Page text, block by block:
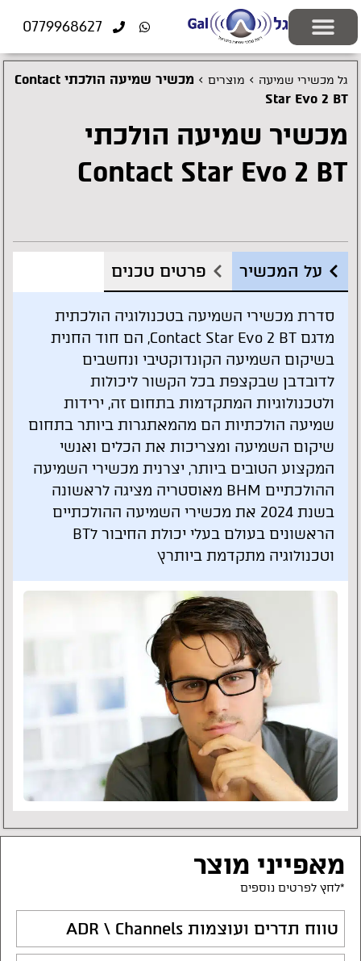
לתוכן
0779968627
גל מכשירי שמיעה > מוצרים >
מכשיר שמיעה הולכתי Contact
Star Evo 2 BT
מכשיר שמיעה הולכתי
Contact Star Evo 2 BT
על המכשיר פרטים טכנים
סדרת מכשירי השמיעה בטכנולוגיה הולכתית
מדגם Contact Star Evo 2 BT, הם חוד החנית
בשיקום השמיעה הקונדוקטיבי ונחשבים
לדובדבן שבקצפת בכל הקשור ליכולות
ולטכנולוגיות המתקדמות בתחום זה, ירידות
שמיעה הולכתיות הם מהמאתגרות ביותר בתחום
שיקום השמיעה ומצריכות את הכלים ואנשי
המקצוע הטובים ביותר, יצרנית מכשירי השמיעה
ההולכתיים BHM מאוסטריה מציגה לראשונה
בשנת 2024 את מכשירי השמיעה ההולכתיים
הראשונים בעולם בעלי יכולת החיבור לBT
וטכנולוגיה מתקדמת ביותרץ
מאפייני מוצר
*לחץ לפרטים נוספים
טווח תדרים ועוצמות ADR \ Channels